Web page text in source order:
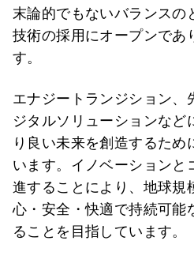
末論的でもないバランスの
技術の採用にオープンであ
す。
エナジートランジション、
ジタルソリューションなど
り良い未来を創造するた
います。イノベーションと
進することにより、地球規
心・安全・快適で持続可能
ることを目指しています。